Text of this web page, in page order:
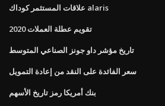
علاقات المستثمر كوداك alaris
تقويم عطلة العملات 2020
تاريخ مؤشر داو جونز الصناعي المتوسط
سعر الفائدة على النقد من إعادة التمويل
بنك أمريكا رمز تاريخ الأسهم